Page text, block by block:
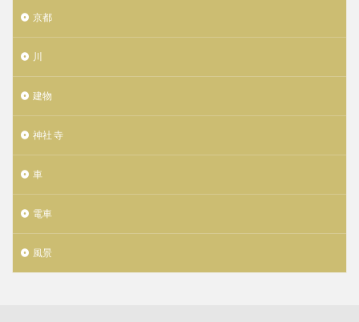
京都
川
建物
神社 寺
車
電車
風景